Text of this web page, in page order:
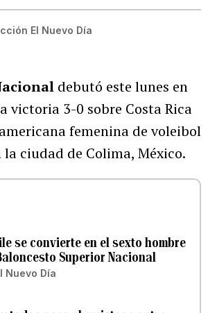
El Nuevo Día
debutó este lunes en
victoria 3-0 sobre Costa Rica
femenina de voleibol
la ciudad de Colima, México.
se convierte en el sexto hombre
Superior Nacional
Nuevo Día